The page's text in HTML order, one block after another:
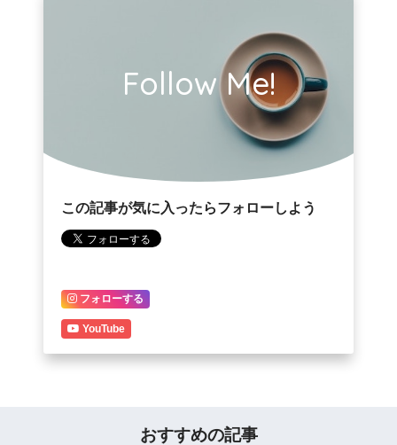
Follow Me!
この記事が気に入ったらフォローしよう
フォローする
YouTube
おすすめの記事